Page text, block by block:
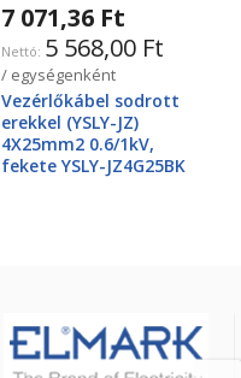
7 071,36 Ft
5 568,00 Ft
/ egységenként
Vezérlőkábel sodrott
erekkel (YSLY-JZ)
4X25mm2 0.6/1kV,
fekete YSLY-JZ4G25BK